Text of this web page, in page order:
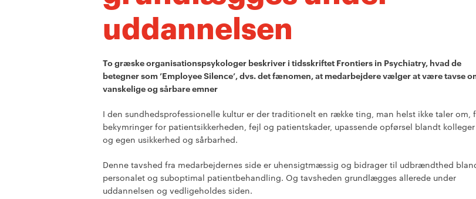
uddannelsen
To græske organisationspsykologer beskriver i tidsskriftet Frontiers in Psychiatry, hvad de
betegner som ’Employee Silence’, dvs. det fænomen, at medarbejdere vælger at være tavse
vanskelige og sårbare emner
I den sundhedsprofessionelle kultur er der traditionelt en række ting, man helst ikke taler om,
bekymringer for patientsikkerheden, fejl og patientskader, upassende opførsel blandt kolleger
og egen usikkerhed og sårbarhed.
Denne tavshed fra medarbejdernes side er uhensigtmæssig og bidrager til udbrændthed
personalet og suboptimal patientbehandling. Og tavsheden grundlægges allerede under
uddannelsen og vedligeholdes siden.